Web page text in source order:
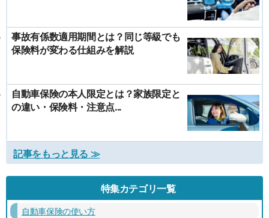
事故有係数適用期間とは？同じ等級でも
保険料が変わる仕組みを解説
自動車保険の本人限定とは？家族限定と
の違い・保険料・注意点...
記事をもっと見る ≫
特集カテゴリ一覧
自動車保険の使い方